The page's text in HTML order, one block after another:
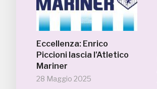
Eccellenza: Enrico
Piccioni lascia l’Atletico
Mariner
28 Maggio 2025